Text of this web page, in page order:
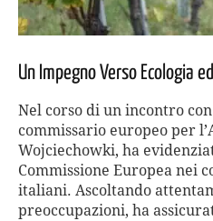
Un Impegno Verso Ecologia
Nel corso di un incontro
commissario europeo per
Wojciechowki, ha
Commissione Europea nei
italiani. Ascoltando
preoccupazioni, ha